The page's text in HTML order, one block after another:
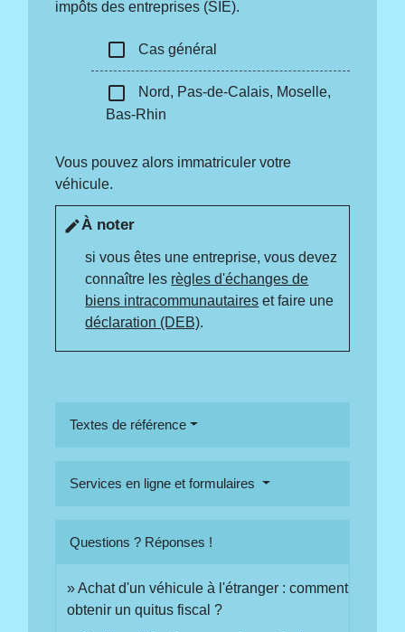
impôts des entreprises (SIE).
check_box_outline_blank Cas général
check_box_outline_blank
Nord, Pas-de-Calais, Moselle,
Bas-Rhin
Vous pouvez alors immatriculer votre
véhicule.
editÀ noter
si vous êtes une entreprise, vous devez
connaître les règles d'échanges de
biens intracommunautaires et faire une
déclaration (DEB).
Textes de référence
Services en ligne et formulaires
Questions ? Réponses !
Achat d'un véhicule à l'étranger : comment
obtenir un quitus fiscal ?